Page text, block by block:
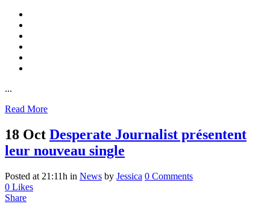
...
Read More
18 Oct Desperate Journalist présentent
leur nouveau single
Posted at 21:11h in News by Jessica 0 Comments
0 Likes
Share